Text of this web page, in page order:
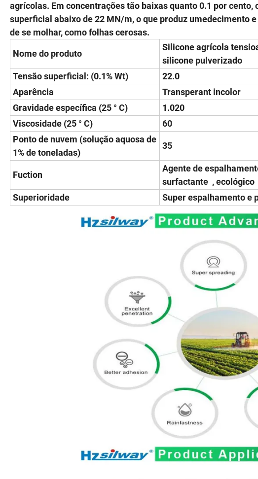
agrícolas. Em concentrações tão baixas quanto 0.1 por
superficial abaixo de 22 MN/m, o que produz umedecimento
de se molhar, como folhas cerosas.
Nome do produto
Silicone agrícola
silicone pulverizado
Tensão superficial: (0.1% Wt)
22.0
Aparência
Transperant incolor
Gravidade específica (25 ° C)
1.020
Viscosidade (25 ° C)
60
Ponto de nuvem (solução aquosa de
1% de toneladas)
35
Fuction
Agente de
surfactante , ecológico
Superioridade
Super espalhamento e